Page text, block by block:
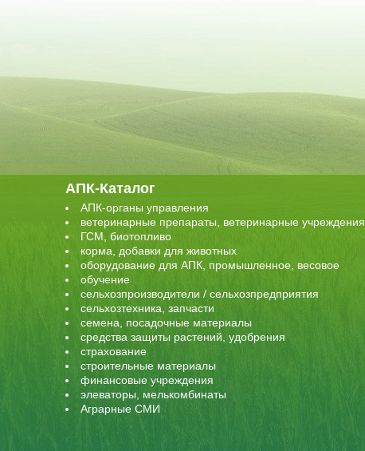
АПК-Каталог
АПК-органы управления
ветеринарные препараты, ветеринарные учреждения
ГСМ, биотопливо
корма, добавки для животных
оборудование для АПК, промышленное, весовое
обучение
сельхозпроизводители / сельхозпредприятия
сельхозтехника, запчасти
семена, посадочные материалы
средства защиты растений, удобрения
страхование
строительные материалы
финансовые учреждения
элеваторы, мелькомбинаты
Аграрные СМИ